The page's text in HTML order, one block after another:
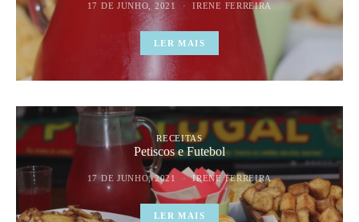
17 DE JUNHO, 2021 IRENE FERREIRA
LER MAIS
RECEITAS
Petiscos e Futebol
17 DE JUNHO, 2021 IRENE FERREIRA
LER MAIS